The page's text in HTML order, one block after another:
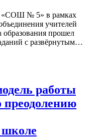
«СОШ № 5» в рамках
учителей
прошел
с развёрнутым…
работы
преодолению
школе